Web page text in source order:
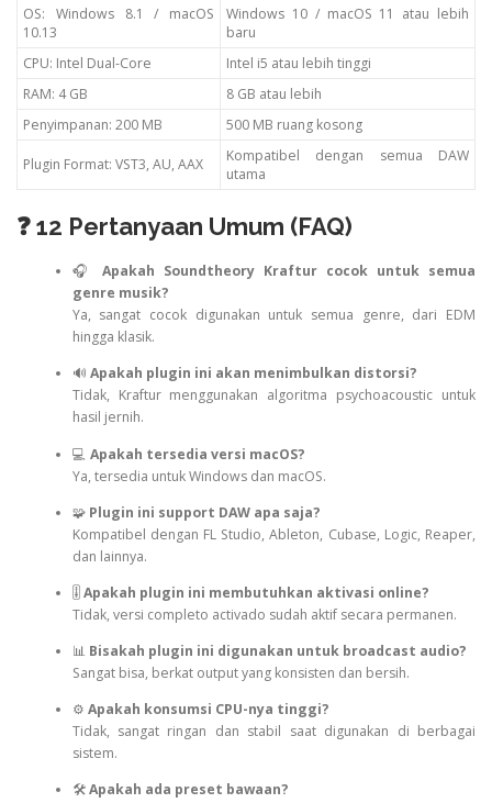
OS: Windows 8.1 / macOS
10.13
Windows 10 / macOS 11 atau lebih
baru
CPU: Intel Dual-Core
Intel i5 atau lebih tinggi
RAM: 4 GB
8 GB atau lebih
Penyimpanan: 200 MB
500 MB ruang kosong
Plugin Format: VST3, AU, AAX
Kompatibel dengan semua DAW
utama
❓ 12 Pertanyaan Umum (FAQ)
🎧 Apakah Soundtheory Kraftur cocok untuk semua
genre musik?
Ya, sangat cocok digunakan untuk semua genre, dari EDM
hingga klasik.
🔊 Apakah plugin ini akan menimbulkan distorsi?
Tidak, Kraftur menggunakan algoritma psychoacoustic untuk
hasil jernih.
💻 Apakah tersedia versi macOS?
Ya, tersedia untuk Windows dan macOS.
🧩 Plugin ini support DAW apa saja?
Kompatibel dengan FL Studio, Ableton, Cubase, Logic, Reaper,
dan lainnya.
🎚️ Apakah plugin ini membutuhkan aktivasi online?
Tidak, versi completo activado sudah aktif secara permanen.
📊 Bisakah plugin ini digunakan untuk broadcast audio?
Sangat bisa, berkat output yang konsisten dan bersih.
⚙️ Apakah konsumsi CPU-nya tinggi?
Tidak, sangat ringan dan stabil saat digunakan di berbagai
sistem.
🛠️Apakah ada preset bawaan?